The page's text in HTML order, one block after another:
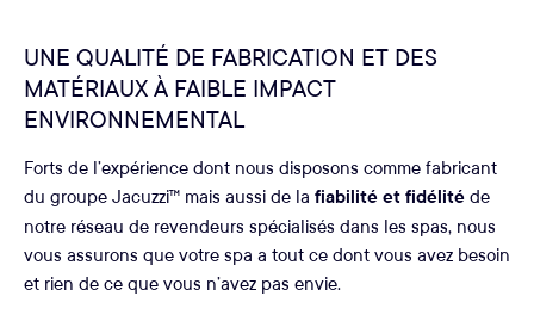
UNE QUALITÉ DE FABRICATION ET DES
MATÉRIAUX À FAIBLE IMPACT
ENVIRONNEMENTAL
Forts de l’expérience dont nous disposons comme fabricant
du groupe Jacuzzi™ mais aussi de la fiabilité et fidélité de
notre réseau de revendeurs spécialisés dans les spas, nous
vous assurons que votre spa a tout ce dont vous avez besoin
et rien de ce que vous n’avez pas envie.